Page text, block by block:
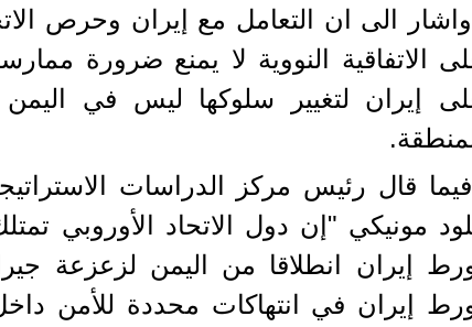
واشار الی ان التعامل مع إيران وحرص
الاتفاقية النووية لا يمنع ضرورة
إيران لتغيير سلوكها ليس في
فيما قال رئيس مركز الدراسات
مونيكي "إن دول الاتحاد الأوروبي
إيران انطلاقا من اليمن لزعزعة
إيران في انتهاكات محددة للأمن